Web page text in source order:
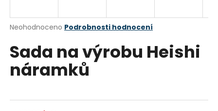
Průměrné
produktu
je
Neohodnoceno Podrobnosti hodnocení
Sada na výrobu Heishi
náramků
j
t
?